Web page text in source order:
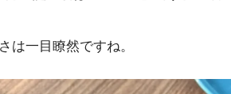
は一目瞭然ですね。